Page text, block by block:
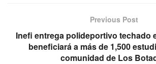
Previous Post
Inefi entrega polideportivo techado
beneficiará a más de 1,500
comunidad de Los